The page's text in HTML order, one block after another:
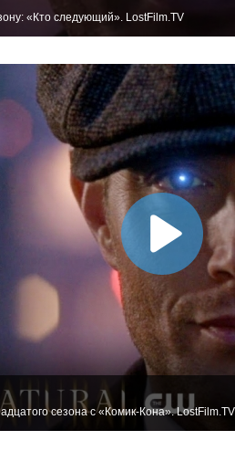
«Кто следующий». LostFilm.TV
сезона с «Комик-Кона». LostFilm.TV